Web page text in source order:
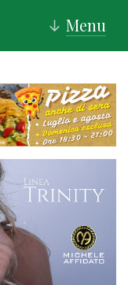
↓ Menu